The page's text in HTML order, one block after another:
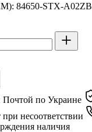
84650-STX-A02ZB
Почтой по Украине
несоответствии
наличия